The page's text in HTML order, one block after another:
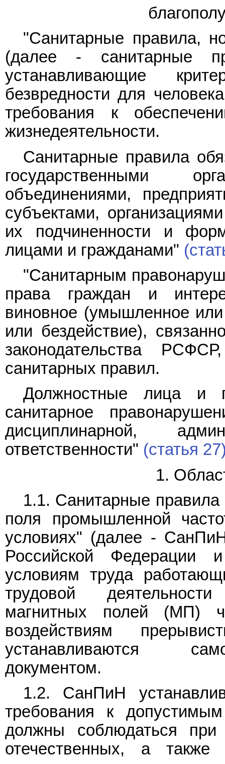
"Санитарные правила,
(далее - санитарные
устанавливающие
безвредности для
требования к
жизнедеятельности.
Санитарные правила
государственными
объединениями,
субъектами,
их подчиненности и
лицами и гражданами"
"Санитарным
права граждан и
виновное (умышленное
или бездействие),
законодательства
санитарных правил.
Должностные лица и
санитарное
дисциплинарной,
ответственности" (статья
1.
1.1. Санитарные
поля промышленной
условиях" (далее -
Российской Федерации
условиям труда
трудовой
магнитных полей (МП)
воздействиям
устанавливаются
документом.
1.2. СанПиН
требования к
должны соблюдаться при
отечественных, а также